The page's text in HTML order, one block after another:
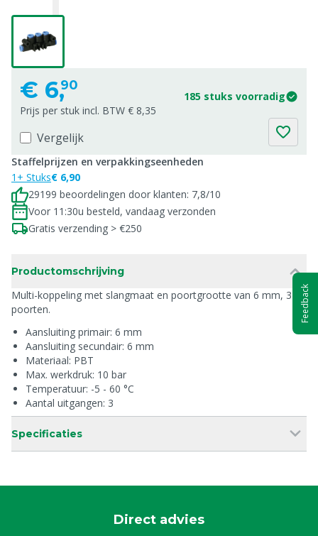
€ 6,90
185 stuks voorradig
Prijs per stuk incl. BTW € 8,35
Vergelijk
Staffelprijzen en verpakkingseenheden
1+ Stuks€ 6,90
29199 beoordelingen door klanten: 7,8/10
Voor 11:30u besteld, vandaag verzonden
Gratis verzending > €250
Productomschrijving
Multi-koppeling met slangmaat en poortgrootte van 6 mm, 3
poorten.
Aansluiting primair: 6 mm
Aansluiting secundair: 6 mm
Materiaal: PBT
Max. werkdruk: 10 bar
Temperatuur: -5 - 60 °C
Aantal uitgangen: 3
Specificaties
Direct advies
Feedback